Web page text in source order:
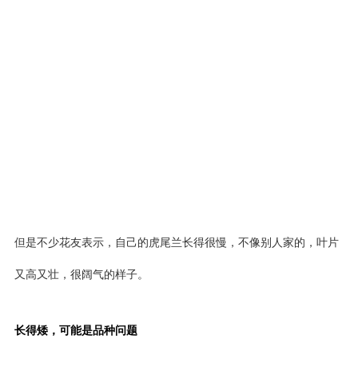
但是不少花友表示，自己的虎尾兰长得很慢，不像别人家的，叶片
又高又壮，很阔气的样子。
长得矮，可能是品种问题